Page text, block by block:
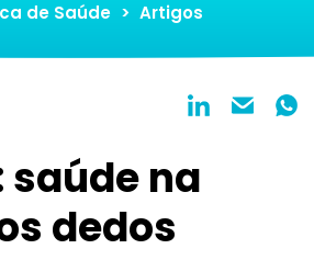
de Saúde > Artigos
saúde na
dedos